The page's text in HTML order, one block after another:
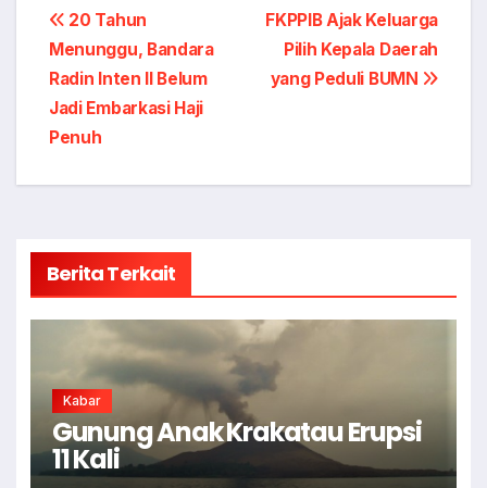
Navigasi
pos
FKPPIB Ajak Keluarga
Pilih Kepala Daerah
yang Peduli BUMN
20 Tahun
Menunggu, Bandara
Radin Inten II Belum
Jadi Embarkasi Haji
Penuh
Berita Terkait
Kabar
Gunung Anak Krakatau Erupsi
11 Kali